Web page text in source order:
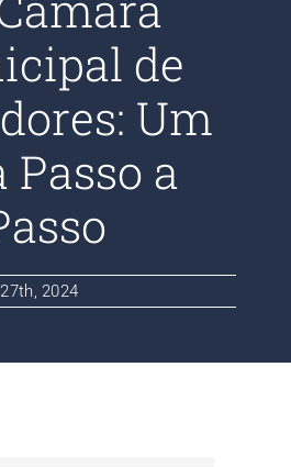
Clientes
de
Um
Passo a
2024